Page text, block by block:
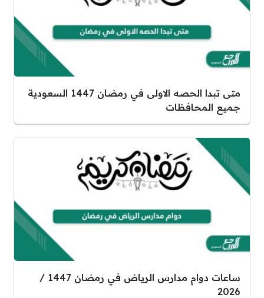
متى تبدا الحصه الاولى في رمضان 1447 السعودية
جميع المحافظات
ساعات دوام مدارس الرياض في رمضان 1447 /
2026